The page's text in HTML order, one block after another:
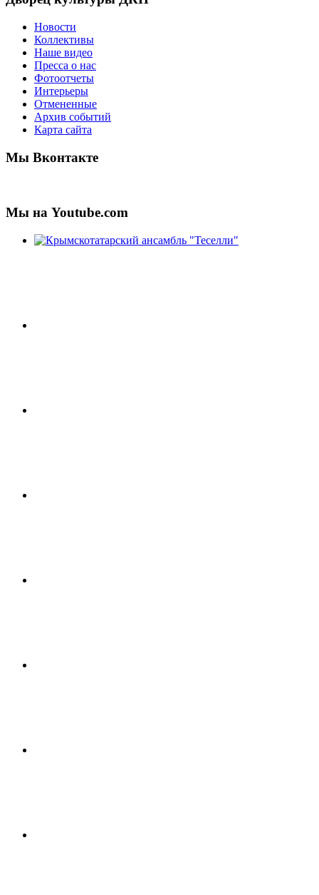
Новости
Коллективы
Наше видео
Пресса о нас
Фотоотчеты
Интерьеры
Отмененные
Архив событий
Карта сайта
Мы Вконтакте
Мы на Youtube.com